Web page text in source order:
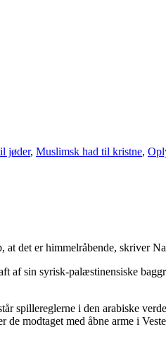
jøder, Muslimsk had til kristne,
det er himmelråbende, skriver
sin syrisk-palæstinensiske
spillereglerne i den arabiske
modtaget med åbne arme i